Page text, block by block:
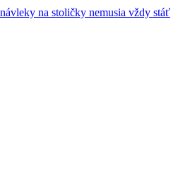
na stoličky nemusia vždy stáť